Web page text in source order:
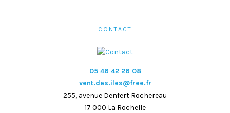
CONTACT
05 46 42 26 08
vent.des.iles@free.fr
255, avenue Denfert Rochereau
17 000 La Rochelle